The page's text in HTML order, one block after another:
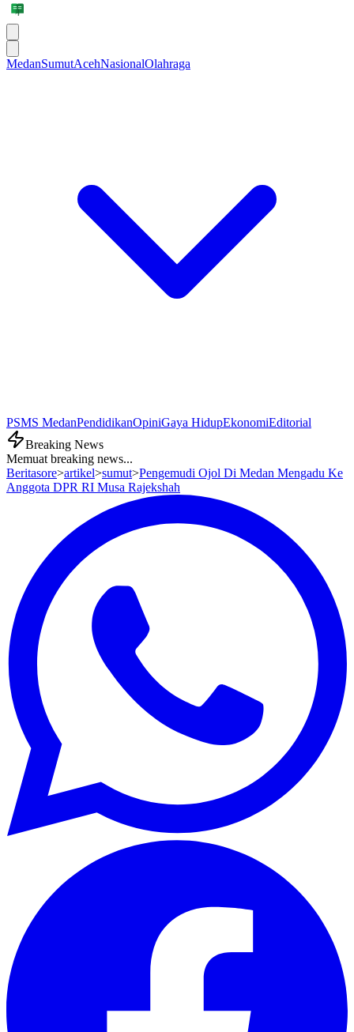
MedanSumutAcehNasionalOlahraga
PSMS MedanPendidikanOpiniGaya HidupEkonomiEditorial
Breaking News
Memuat breaking news...
Beritasore>artikel>sumut>Pengemudi Ojol Di Medan Mengadu Ke
Anggota DPR RI Musa Rajekshah